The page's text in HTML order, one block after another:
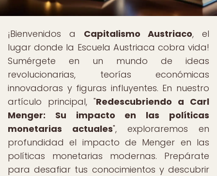
¡Bienvenidos a Capitalismo Austriaco, el
lugar donde la Escuela Austriaca cobra vida!
Sumérgete en un mundo de ideas
revolucionarias, teorías económicas
innovadoras y figuras influyentes. En nuestro
artículo principal, "Redescubriendo a Carl
Menger: Su impacto en las políticas
monetarias actuales", exploraremos en
profundidad el impacto de Menger en las
políticas monetarias modernas. Prepárate
para desafiar tus conocimientos y descubrir